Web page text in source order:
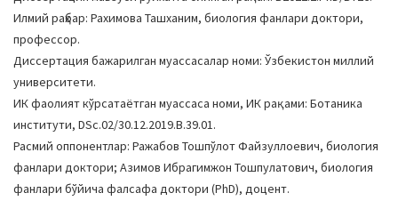
n
Илмий раҳбар: Рахимова Ташханим, биология фанлари доктори,
профессор.
Диссертация бажарилган муассасалар номи: Ўзбекистон миллий
университети.
ИК фаолият кўрсатаётган муассаса номи, ИК рақами: Ботаника
институти, DSc.02/30.12.2019.B.39.01.
Расмий оппонентлар: Ражабов Тошпўлот Файзуллоевич, биология
фанлари доктори; Азимов Ибрагимжон Тошпулатович, биология
фанлари бўйича фалсафа доктори (PhD), доцент.